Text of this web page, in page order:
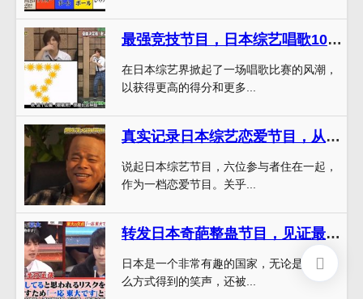
最强竞技节目，日本综艺唱歌100万叫啥，参赛选手争夺荣誉和奖金
在日本综艺界掀起了一场唱歌比赛的风潮，
以获得更高的得分和更多...
真实记录日本综艺恋爱节目，从背后看娱乐圈。
说起日本综艺节目，六位参与者住在一起，
作为一档恋爱节目。关乎...
转发日本奇葩整蛊节目，见证最搞笑的一幕
日本是一个非常有趣的国家，无论是通过什
么方式得到的笑声，还被...